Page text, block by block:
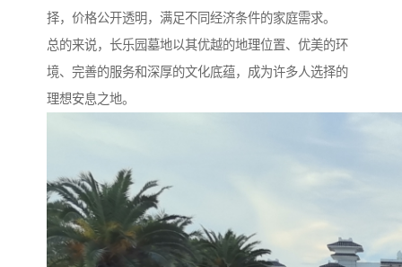
择，价格公开透明，满足不同经济条件的家庭需求。
总的来说，长乐园墓地以其优越的地理位置、优美的环
境、完善的服务和深厚的文化底蕴，成为许多人选择的
理想安息之地。